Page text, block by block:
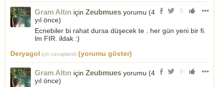
0
Gram Altın için Zeubmues yorumu (4
yıl önce)
Ecnebiler bi rahat dursa düşecek te . her gün yeni bir fi.
lm FIR. ildak :)
Deryagol için cevaplandı (yorumu göster)
0
Gram Altın için Zeubmues yorumu (4
yıl önce)